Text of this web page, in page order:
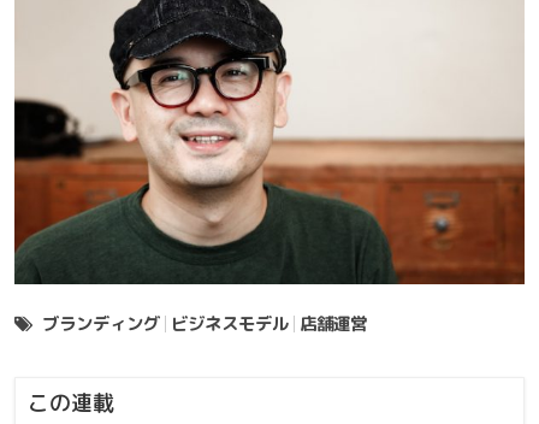
ブランディング ビジネスモデル 店舗運営
この連載